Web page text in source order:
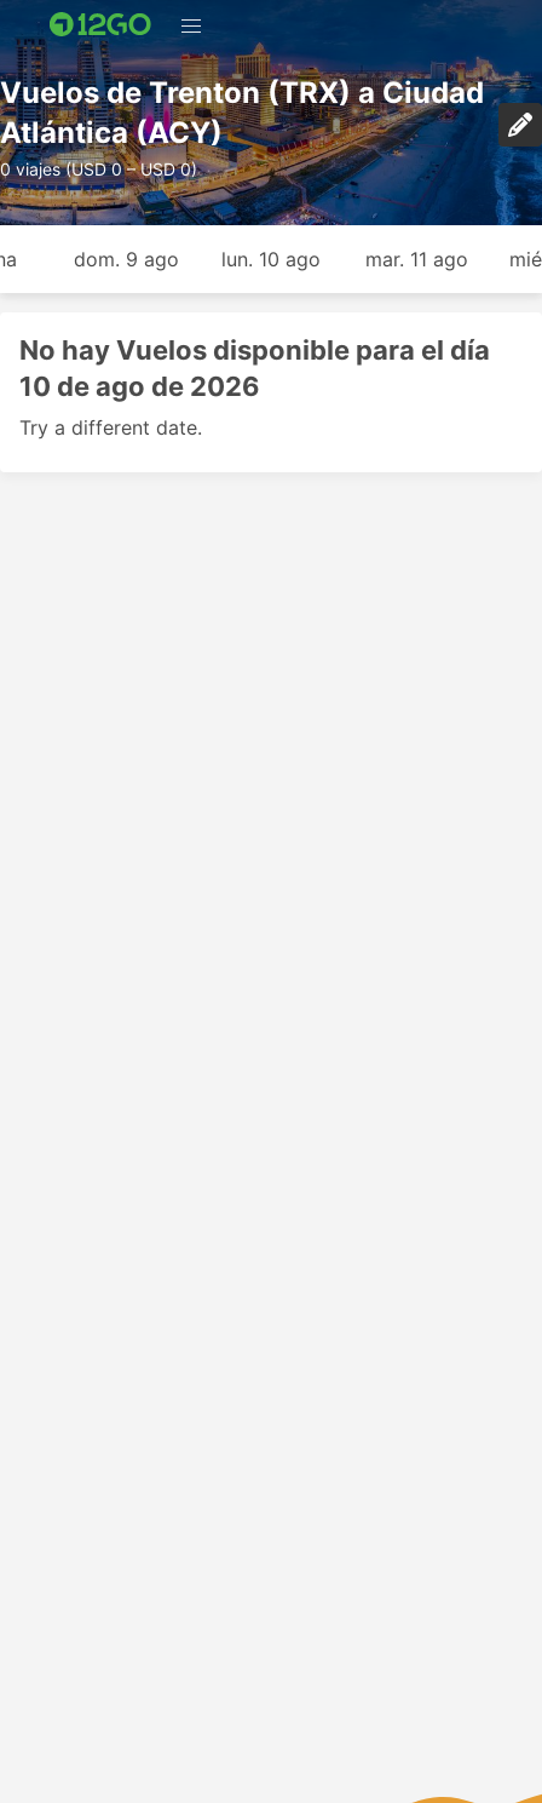
Vuelos de Trenton (TRX) a Ciudad
Atlántica (ACY)
0 viajes (USD 0 – USD 0)
dom. 9 ago lun. 10 ago mar. 11 ago
No hay Vuelos disponible para el día
10 de ago de 2026
Try a different date.